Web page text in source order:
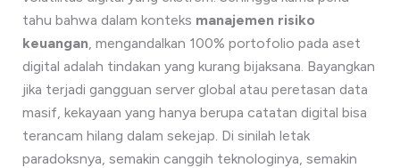
tahu bahwa dalam konteks manajemen risiko
keuangan , mengandalkan 100% portofolio pada aset
digital adalah tindakan yang kurang bijaksana. Bayangkan
jika terjadi gangguan server global atau peretasan data
masif, kekayaan yang hanya berupa catatan digital bisa
terancam hilang dalam sekejap. Di sinilah letak
paradoksnya, semakin canggih teknologinya, semakin